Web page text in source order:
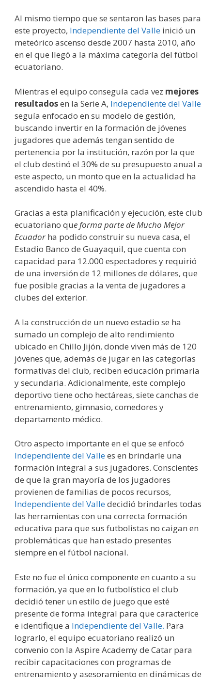
Al mismo tiempo que se sentaron las bases para
este proyecto, Independiente del Valle inició un
meteórico ascenso desde 2007 hasta 2010, año
en el que llegó a la máxima categoría del fútbol
ecuatoriano.
Mientras el equipo conseguía cada vez mejores
resultadosen la Serie A, Independiente del Valle
seguía enfocado en su modelo de gestión,
buscando invertir en la formación de jóvenes
jugadores que además tengan sentido de
pertenencia por la institución, razón por la que
el club destinó el 30% de su presupuesto anual a
este aspecto, un monto que en la actualidad ha
ascendido hasta el 40%.
Gracias a esta planificación y ejecución, este club
ecuatoriano que forma parte de Mucho Mejor
Ecuador ha podido construir su nueva casa, el
Estadio Banco de Guayaquil, que cuenta con
capacidad para 12.000 espectadores y requirió
de una inversión de 12 millones de dólares, que
fue posible gracias a la venta de jugadores a
clubes del exterior.
A la construcción de un nuevo estadio se ha
sumado un complejo de alto rendimiento
ubicado en Chillo Jijón, donde viven más de 120
jóvenes que, además de jugar en las categorías
formativas del club, reciben educación primaria
y secundaria. Adicionalmente, este complejo
deportivo tiene ocho hectáreas, siete canchas de
entrenamiento, gimnasio, comedores y
departamento médico.
Otro aspecto importante en el que se enfocó
Independiente del Vallees en brindarle una
formación integral a sus jugadores. Conscientes
de que la gran mayoría de los jugadores
provienen de familias de pocos recursos,
Independiente del Valledecidió brindarles todas
las herramientas con una correcta formación
educativa para que sus futbolistas no caigan en
problemáticas que han estado presentes
siempre en el fútbol nacional.
Este no fue el único componente en cuanto a su
formación, ya que en lo futbolístico el club
decidió tener un estilo de juego que esté
presente de forma integral para que caracterice
e identifique a Independiente del Valle. Para
lograrlo, el equipo ecuatoriano realizó un
convenio con la Aspire Academy de Catar para
recibir capacitaciones con programas de
entrenamiento y asesoramiento en dinámicas de